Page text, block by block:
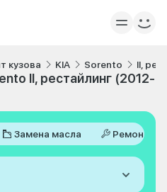
кузова KIA Sorento II,
II, рестайлинг (2012-
Замена масла Ремонт